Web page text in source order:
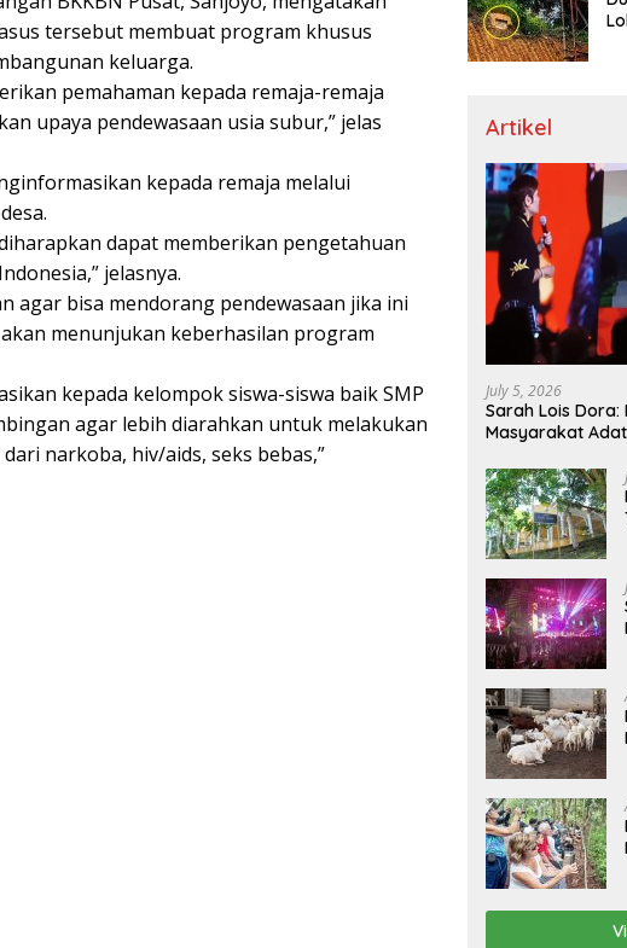
tersebut membuat program khusus
keluarga.
pemahaman kepada remaja-remaja
upaya pendewasaan usia subur,” jelas
kepada remaja melalui
dapat memberikan pengetahuan
jelasnya.
agar bisa mendorang pendewasaan jika ini
menunjukan keberhasilan program
kepada kelompok siswa-siswa baik SMP
agar lebih diarahkan untuk melakukan
narkoba, hiv/aids, seks bebas,”
Artikel
July 5, 2026
Sarah Lois Dora:
Masyarakat